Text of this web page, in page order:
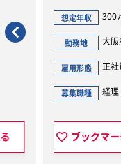
想定年収 300
勤務地 大阪
雇用形態 正社
募集職種 経理
ブックマ